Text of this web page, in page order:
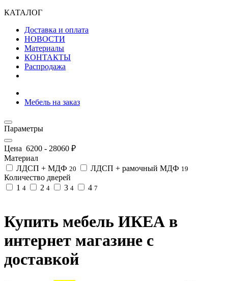
КАТАЛОГ
Доставка и оплата
НОВОСТИ
Материалы
КОНТАКТЫ
Распродажа
Мебель на заказ
Параметры
Цена 6200 - 28060 ₽
Материал
ЛДСП + МДФ 20 ЛДСП + рамочный МДФ 19
Количество дверей
1 4 2 4 3 4 4 7
Купить мебель ИКЕА в
интернет магазине с
доставкой